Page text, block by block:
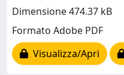
Dimensione 474.37 kB
Formato Adobe PDF
Visualizza/Apri